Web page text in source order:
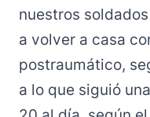
nuestros
a volver a casa
postraumático,
a lo que siguió